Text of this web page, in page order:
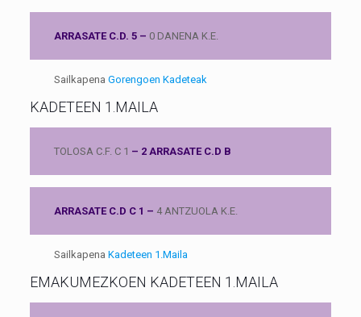
ARRASATE C.D. 5 – 0 DANENA K.E.
Sailkapena Gorengoen Kadeteak
KADETEEN 1.MAILA
TOLOSA C.F. C 1 – 2 ARRASATE C.D B
ARRASATE C.D C 1 – 4 ANTZUOLA K.E.
Sailkapena Kadeteen 1.Maila
EMAKUMEZKOEN KADETEEN 1.MAILA